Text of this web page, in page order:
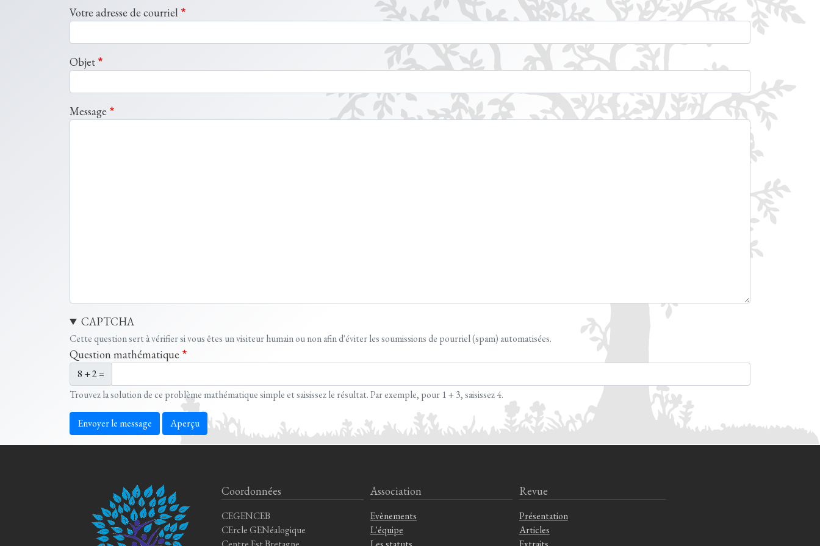
Votre adresse de courriel
Objet
Message
CAPTCHA
Cette question sert à vérifier si vous êtes un visiteur humain ou non afin d'éviter les soumissions de pourriel (spam) automatisées.
Question mathématique
8 + 2 =
Trouvez la solution de ce problème mathématique simple et saisissez le résultat. Par exemple, pour 1 + 3, saisissez 4.
Envoyer le message Aperçu
Coordonnées
CEGENCEB
CErcle GENéalogique
Association
Evènements
L'équipe
Revue
Présentation
Articles